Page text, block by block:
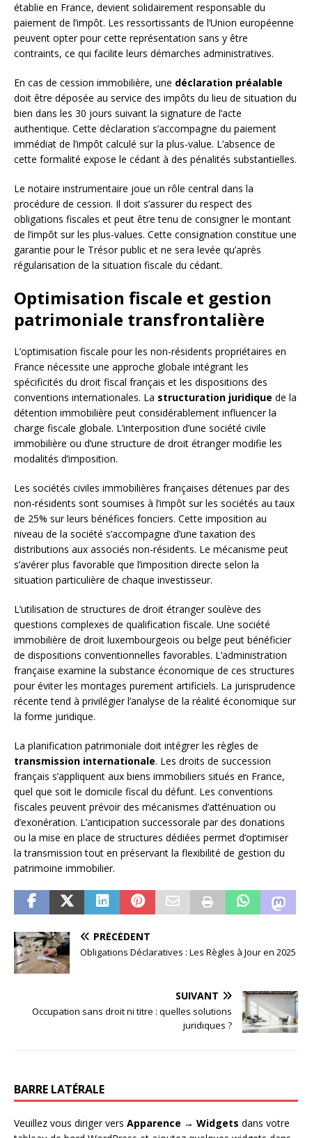
établie en France, devient solidairement responsable du
paiement de l’impôt. Les ressortissants de l’Union européenne
peuvent opter pour cette représentation sans y être
contraints, ce qui facilite leurs démarches administratives.
En cas de cession immobilière, une déclaration préalable
doit être déposée au service des impôts du lieu de situation du
bien dans les 30 jours suivant la signature de l’acte
authentique. Cette déclaration s’accompagne du paiement
immédiat de l’impôt calculé sur la plus-value. L’absence de
cette formalité expose le cédant à des pénalités substantielles.
Le notaire instrumentaire joue un rôle central dans la
procédure de cession. Il doit s’assurer du respect des
obligations fiscales et peut être tenu de consigner le montant
de l’impôt sur les plus-values. Cette consignation constitue une
garantie pour le Trésor public et ne sera levée qu’après
régularisation de la situation fiscale du cédant.
Optimisation fiscale et gestion
patrimoniale transfrontalière
L’optimisation fiscale pour les non-résidents propriétaires en
France nécessite une approche globale intégrant les
spécificités du droit fiscal français et les dispositions des
conventions internationales. La structuration juridique de la
détention immobilière peut considérablement influencer la
charge fiscale globale. L’interposition d’une société civile
immobilière ou d’une structure de droit étranger modifie les
modalités d’imposition.
Les sociétés civiles immobilières françaises détenues par des
non-résidents sont soumises à l’impôt sur les sociétés au taux
de 25% sur leurs bénéfices fonciers. Cette imposition au
niveau de la société s’accompagne d’une taxation des
distributions aux associés non-résidents. Le mécanisme peut
s’avérer plus favorable que l’imposition directe selon la
situation particulière de chaque investisseur.
L’utilisation de structures de droit étranger soulève des
questions complexes de qualification fiscale. Une société
immobilière de droit luxembourgeois ou belge peut bénéficier
de dispositions conventionnelles favorables. L’administration
française examine la substance économique de ces structures
pour éviter les montages purement artificiels. La jurisprudence
récente tend à privilégier l’analyse de la réalité économique sur
la forme juridique.
La planification patrimoniale doit intégrer les règles de
transmission internationale. Les droits de succession
français s’appliquent aux biens immobiliers situés en France,
quel que soit le domicile fiscal du défunt. Les conventions
fiscales peuvent prévoir des mécanismes d’atténuation ou
d’exonération. L’anticipation successorale par des donations
ou la mise en place de structures dédiées permet d’optimiser
la transmission tout en préservant la flexibilité de gestion du
patrimoine immobilier.
PRÉCÉDENT
Obligations Déclaratives : Les Règles à Jour en 2025
SUIVANT
Occupation sans droit ni titre : quelles solutions
juridiques ?
BARRE LATÉRALE
Veuillez vous diriger vers Apparence → Widgets dans votre